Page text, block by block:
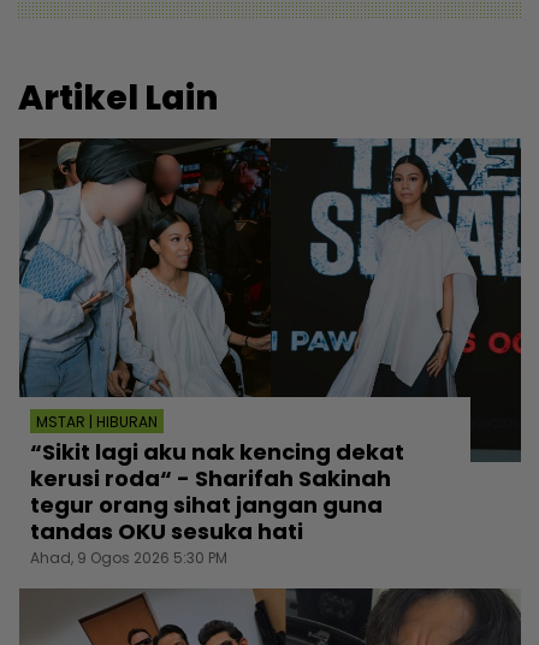
Artikel Lain
MSTAR | HIBURAN
“Sikit lagi aku nak kencing dekat
kerusi roda“ - Sharifah Sakinah
tegur orang sihat jangan guna
tandas OKU sesuka hati
Ahad, 9 Ogos 2026 5:30 PM